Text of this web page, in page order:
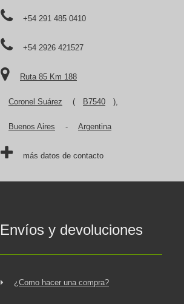
+54 291 485 0410
+54 2926 421527
Ruta 85 Km 188
Coronel Suárez ( B7540 ),
Buenos Aires - Argentina
más datos de contacto
Envíos y devoluciones
¿Como hacer una compra?